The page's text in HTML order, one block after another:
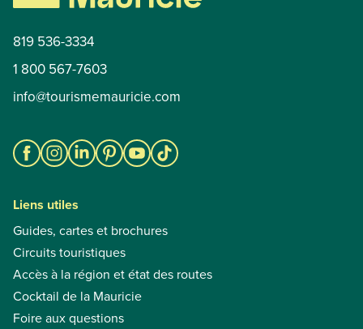
819 536-3334
1 800 567-7603
info@tourismemauricie.com
Liens utiles
Guides, cartes et brochures
Circuits touristiques
Accès à la région et état des routes
Cocktail de la Mauricie
Foire aux questions